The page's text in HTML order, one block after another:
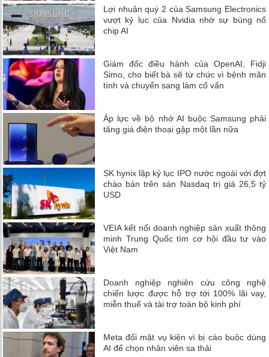
Lợi nhuận quý 2 của Samsung Electronics
vượt kỷ lục của Nvidia nhờ sự bùng nổ
chip AI
Giám đốc điều hành của OpenAI, Fidji
Simo, cho biết bà sẽ từ chức vì bệnh mãn
tính và chuyển sang làm cố vấn
Áp lực về bộ nhớ AI buộc Samsung phải
tăng giá điện thoại gập một lần nữa
SK hynix lập kỷ lục IPO nước ngoài với đợt
chào bán trên sàn Nasdaq trị giá 26,5 tỷ
USD
VEIA kết nối doanh nghiệp sản xuất thông
minh Trung Quốc tìm cơ hội đầu tư vào
Việt Nam
Doanh nghiệp nghiên cứu công nghệ
chiến lược được hỗ trợ tới 100% lãi vay,
miễn thuế và tài trợ toàn bộ kinh phí
Meta đối mặt vụ kiện vì bị cáo buộc dùng
AI để chọn nhân viên sa thải